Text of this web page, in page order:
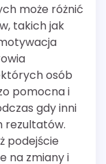
może różnić
takich jak
osób
pomocna i
gdy inni
rezultatów.
podejście
na zmiany i